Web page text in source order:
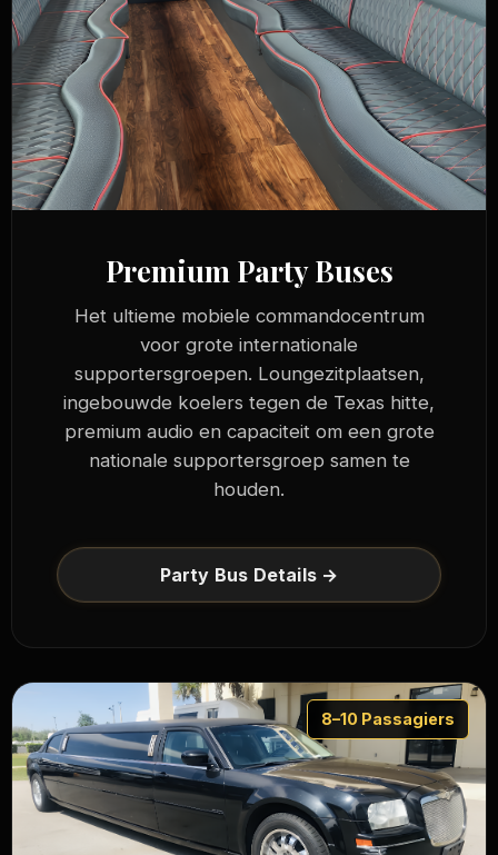
Premium Party Buses
Het ultieme mobiele commandocentrum
voor grote internationale
supportersgroepen. Loungezitplaatsen,
ingebouwde koelers tegen de Texas hitte,
premium audio en capaciteit om een grote
nationale supportersgroep samen te
houden.
Party Bus Details →
8–10 Passagiers